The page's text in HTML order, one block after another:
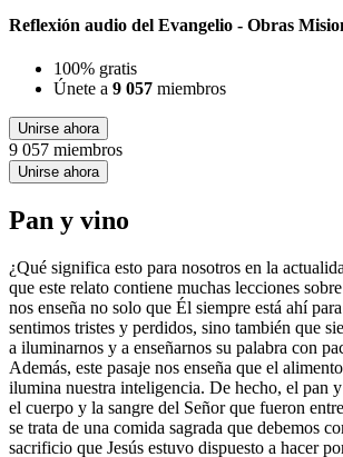
Reflexión audio del Evangelio - Obras
100% gratis
Únete a 9 057 miembros
Unirse ahora
9 057 miembros
Unirse ahora
Pan y vino
¿Qué significa esto para nosotros en la
que este relato contiene muchas lecciones
nos enseña no solo que Él siempre está ahí
sentimos tristes y perdidos, sino también que
a iluminarnos y a enseñarnos su palabra con
Además, este pasaje nos enseña que el
ilumina nuestra inteligencia. De hecho, el pan
el cuerpo y la sangre del Señor que fueron
se trata de una comida sagrada que debemos
sacrificio que Jesús estuvo dispuesto a hacer